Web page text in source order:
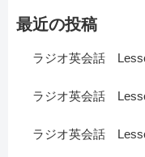
最近の投稿
ラジオ英会話
ラジオ英会話
ラジオ英会話